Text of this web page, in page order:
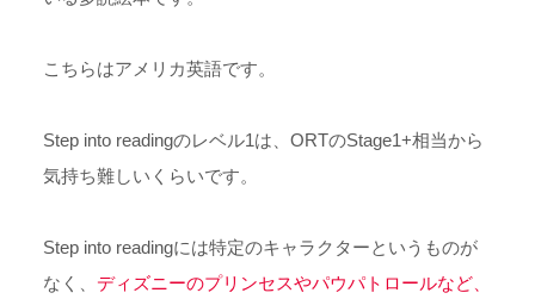
こちらはアメリカ英語です。
Step into readingのレベル1は、ORTのStage1+相当から
気持ち難しいくらいです。
Step into readingには特定のキャラクターというものが
なく、 ディズニーのプリンセスやパウパトロールなど、